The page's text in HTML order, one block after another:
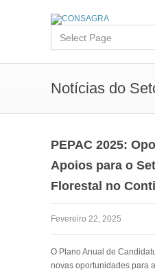
Notícias do
PEPAC 2025:
Apoios para o
Florestal no
Fevereiro 22, 2025
O Plano Anual de
novas oportunidades para